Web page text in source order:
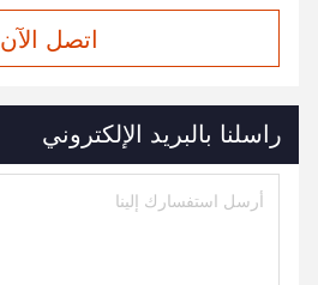
اتصل الآن
راسلنا بالبريد الإلكتروني